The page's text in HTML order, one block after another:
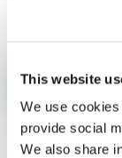
This website
We use
provide social
We also share